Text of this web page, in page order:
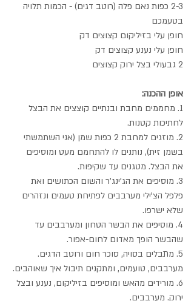
2-3 כפות נאם פלה (רוטב דגים) - הכמות תלויה
בטעמכם
חופן עלי בזיליקום קצוצים דק
חופן עלי נענע קצוצים דק
2 גבעולי בצל ירוק קצוצים
אופן ההכנה:
1. מחממים מחבת ובנתיים קוצצים את הבצל
לחתיכות קטנות.
2. מוזגים למחבת 2 כפות שמן (אני השתמשתי
בשמן זית), נותנים לו להתחמם מעט ומוסיפים
את הבצל. מטגנים עד שקיפות.
3. מוסיפים את הג'ינג'ר והשום הכתושים ואת
פלפל הצ'ילי מערבבים לפתיחת טעמים ונזהרים
שלא ישרפו.
4. מוסיפים את הבשר הטחון ומערבבים עד
שהבשר הופך מאדום לחום-אפור.
5. מתבלים בסויה, סוכר חום ורוטב הדגים.
מערבבים, טועמים, ומתקנים תיבול איך שאוהבים.
6. מורידים מהאש ומוסיפים בזיליקום, נענע ובצל
ירוק. מערבבים.